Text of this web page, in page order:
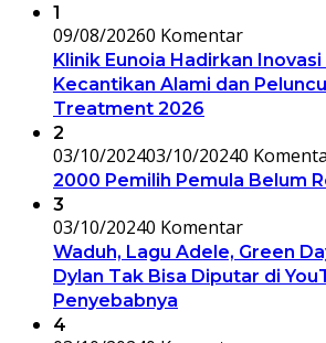
1
09/08/20260 Komentar
Klinik Eunoia Hadirkan
Kecantikan Alami dan
Treatment 2026
2
03/10/202403/10/20240
2000 Pemilih Pemula Belum
3
03/10/20240 Komentar
Waduh, Lagu Adele, Green
Dylan Tak Bisa Diputar di
Penyebabnya
4